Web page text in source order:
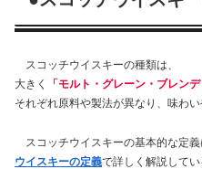
スコッチウイスキーの種類は、
大きく
「モルト・グレーン・ブレン
それぞれ原料や製法が異なり、味わ
スコッチウイスキーの基本的な定義
ウイスキーの定義で詳しく解説してい